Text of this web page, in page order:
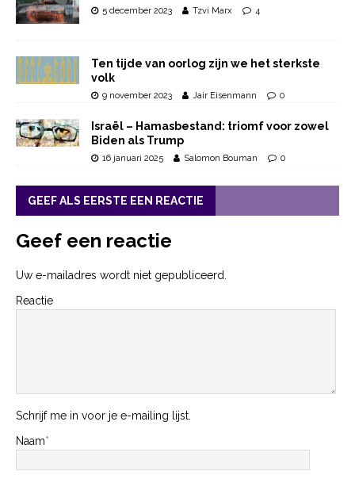
5 december 2023 Tzvi Marx 4
Ten tijde van oorlog zijn we het sterkste
volk
9 november 2023 Jair Eisenmann 0
Israël – Hamasbestand: triomf voor zowel
Biden als Trump
16 januari 2025 Salomon Bouman 0
GEEF ALS EERSTE EEN REACTIE
Geef een reactie
Uw e-mailadres wordt niet gepubliceerd.
Reactie
Schrijf me in voor je e-mailing lijst.
Naam*